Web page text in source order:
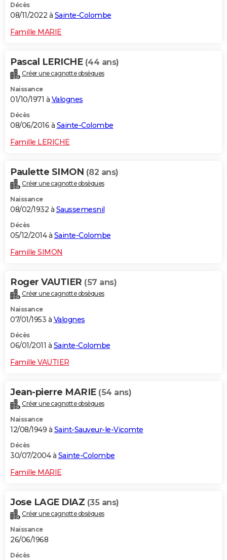
Décès
08/11/2022 à Sainte-Colombe
Famille MARIE
Pascal LERICHE (44 ans)
Créer une cagnotte obsèques
Naissance
01/10/1971 à Valognes
Décès
08/06/2016 à Sainte-Colombe
Famille LERICHE
Paulette SIMON (82 ans)
Créer une cagnotte obsèques
Naissance
08/02/1932 à Saussemesnil
Décès
05/12/2014 à Sainte-Colombe
Famille SIMON
Roger VAUTIER (57 ans)
Créer une cagnotte obsèques
Naissance
07/01/1953 à Valognes
Décès
06/01/2011 à Sainte-Colombe
Famille VAUTIER
Jean-pierre MARIE (54 ans)
Créer une cagnotte obsèques
Naissance
12/08/1949 à Saint-Sauveur-le-Vicomte
Décès
30/07/2004 à Sainte-Colombe
Famille MARIE
Jose LAGE DIAZ (35 ans)
Créer une cagnotte obsèques
Naissance
26/06/1968
Décès